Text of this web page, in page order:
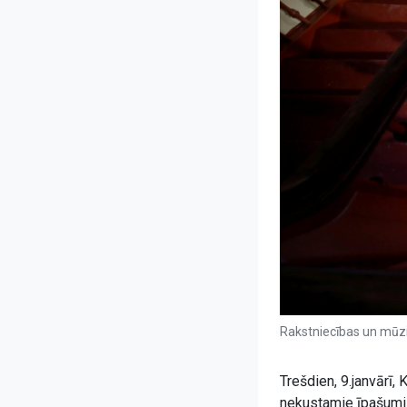
Rakstniecības un
Trešdien, 9.janvārī,
nekustamie